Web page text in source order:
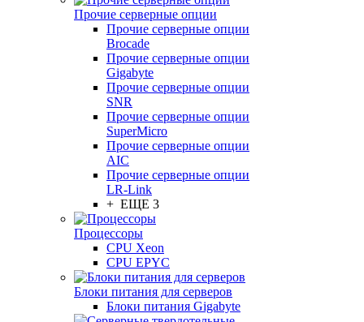
Прочие серверные опции
Прочие серверные опции
Brocade
Прочие серверные опции
Gigabyte
Прочие серверные опции
SNR
Прочие серверные опции
SuperMicro
Прочие серверные опции
AIC
Прочие серверные опции
LR-Link
+ ЕЩЕ 3
Процессоры
CPU Xeon
CPU EPYC
Блоки питания для серверов
Блоки питания Gigabyte